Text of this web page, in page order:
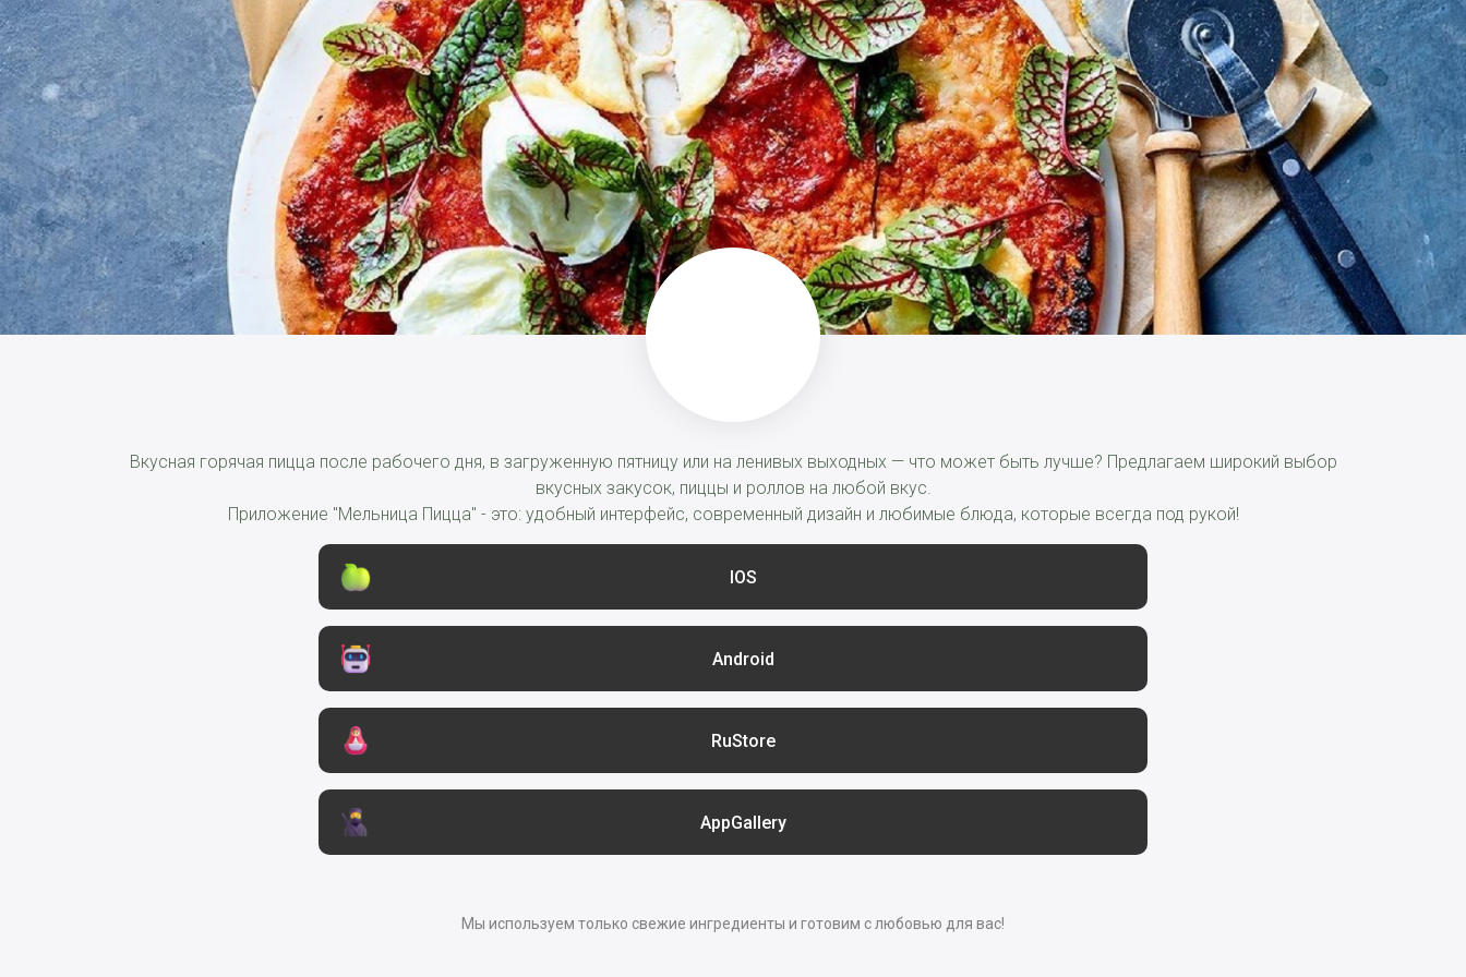
Вкусная горячая пицца после рабочего дня, в загруженную пятницу или на ленивых выходных — что может быть лучше? Предлагаем широкий выбор
вкусных закусок, пиццы и роллов на любой вкус.
Приложение "Мельница Пицца" - это: удобный интерфейс, современный дизайн и любимые блюда, которые всегда под рукой!
IOS
Android
RuStore
AppGallery
Мы используем только свежие ингредиенты и готовим с любовью для вас!